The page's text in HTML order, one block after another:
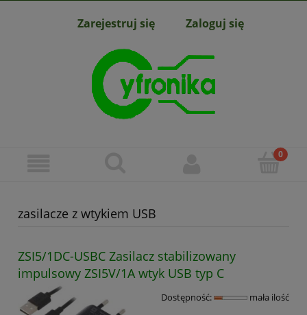
Zarejestruj się Zaloguj się
zasilacze z wtykiem USB
ZSI5/1DC-USBC Zasilacz stabilizowany
impulsowy ZSI5V/1A wtyk USB typ C
Dostępność: mała ilość